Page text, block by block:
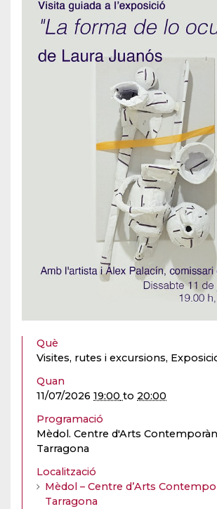
Què
Visites, rutes i excursions,
Quan
11/07/2026 19:00 to 20:00
Programació
Mèdol. Centre d'Arts
Tarragona
Localització
Mèdol – Centre d’Arts
Tarragona